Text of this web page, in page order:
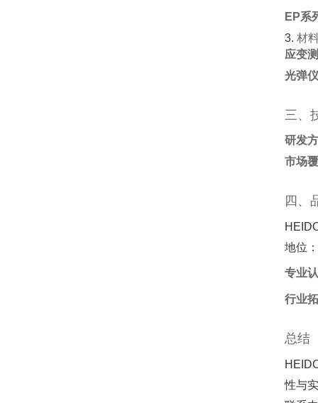
EP系
3. ‌ 材
应变
光弹
三、
研发
市场
四、
地位：
专业
行业
总结
性与